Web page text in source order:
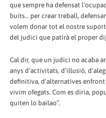
que sempre ha defensat
buits… per crear treball,
volem donar tot el nostre
del judici que patirà el proper
Cal dir, que un judici no acaba
anys d’activitats, d’il·lusió,
definitiva, d’alternatives
vivim ofegats. Com es diria,
quiten lo bailao”.